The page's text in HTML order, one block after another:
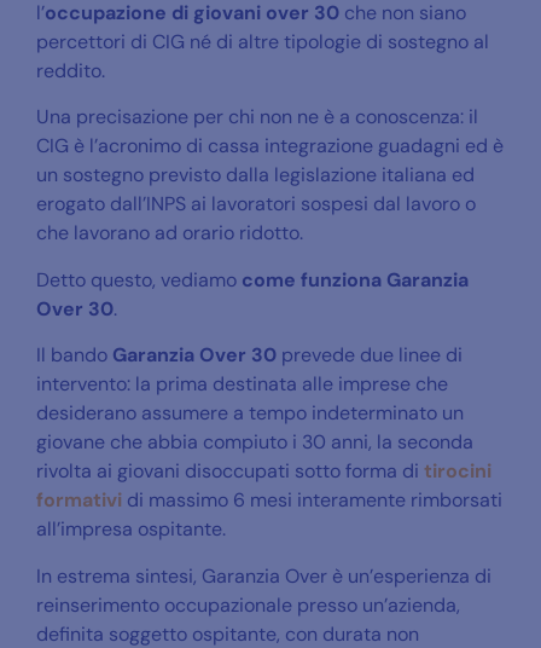
l’occupazione di giovani over 30 che non siano
percettori di CIG né di altre tipologie di sostegno al
reddito.
Una precisazione per chi non ne è a conoscenza: il
CIG è l’acronimo di cassa integrazione guadagni ed è
un sostegno previsto dalla legislazione italiana ed
erogato dall’INPS ai lavoratori sospesi dal lavoro o
che lavorano ad orario ridotto.
Detto questo, vediamo come funziona Garanzia
Over 30.
Il bando Garanzia Over 30 prevede due linee di
intervento: la prima destinata alle imprese che
desiderano assumere a tempo indeterminato un
giovane che abbia compiuto i 30 anni, la seconda
rivolta ai giovani disoccupati sotto forma di tirocini
formativi di massimo 6 mesi interamente rimborsati
all’impresa ospitante.
In estrema sintesi, Garanzia Over è un’esperienza di
reinserimento occupazionale presso un’azienda,
definita soggetto ospitante, con durata non